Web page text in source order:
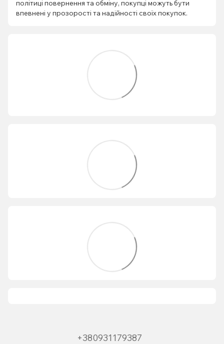
політиці повернення та обміну, покупці можуть бути
впевнені у прозорості та надійності своїх покупок.
+380931179387